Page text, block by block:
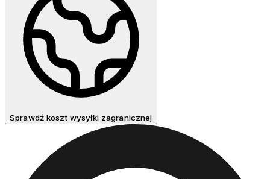
Sprawdź koszt wysyłki zagranicznej